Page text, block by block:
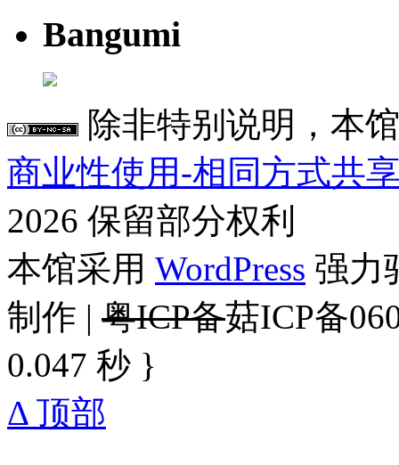
Bangumi
除非特别说明，本
商业性使用-相同方式共
2026 保留部分权利
本馆采用 WordPress 强力
制作 | 粤ICP备菇ICP备
0.047 秒 }
Δ 顶部